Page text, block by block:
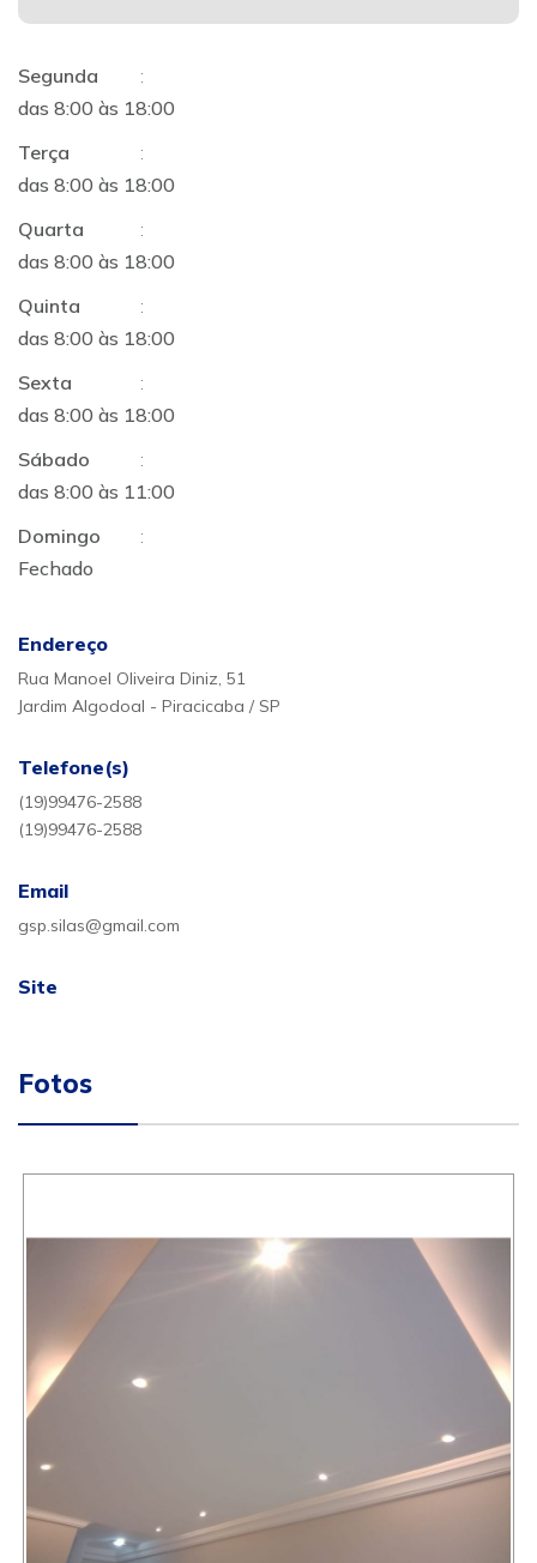
Segunda
:
das 8:00 às 18:00
Terça
:
das 8:00 às 18:00
Quarta
:
das 8:00 às 18:00
Quinta
:
das 8:00 às 18:00
Sexta
:
das 8:00 às 18:00
Sábado
:
das 8:00 às 11:00
Domingo
:
Fechado
Endereço
Rua Manoel Oliveira Diniz, 51
Jardim Algodoal - Piracicaba / SP
Telefone(s)
(19)99476-2588
(19)99476-2588
Email
gsp.silas@gmail.com
Site
Fotos